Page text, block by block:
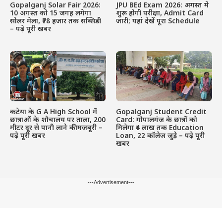
Gopalganj Solar Fair 2026:
10 अगस्त को 15 जगह लगेगा
सोलर मेला, ₹78 हजार तक सब्सिडी
– पढ़े पूरी खबर
JPU BEd Exam 2026: अगस्त मे
शुरू होगी परीक्षा, Admit Card
जारी; यहां देखें पूरा Schedule
कटेया के G A High School में
छात्राओं के शौचालय पर ताला, 200
मीटर दूर से पानी लाने की मजबूरी –
पढ़े पूरी खबर
Gopalganj Student Credit
Card: गोपालगंज के छात्रों को
मिलेगा ₹4 लाख तक Education
Loan, 22 कॉलेज जुड़े – पढ़े पूरी
खबर
---Advertisement---